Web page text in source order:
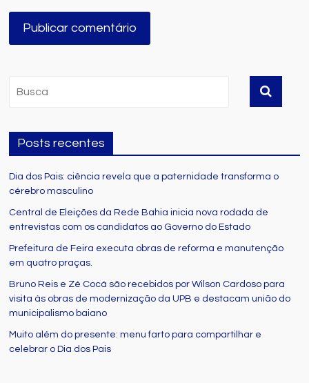
Posts recentes
Dia dos Pais: ciência revela que a paternidade transforma o
cérebro masculino
Central de Eleições da Rede Bahia inicia nova rodada de
entrevistas com os candidatos ao Governo do Estado
Prefeitura de Feira executa obras de reforma e manutenção
em quatro praças.
Bruno Reis e Zé Cocá são recebidos por Wilson Cardoso para
visita às obras de modernização da UPB e destacam união do
municipalismo baiano
Muito além do presente: menu farto para compartilhar e
celebrar o Dia dos Pais